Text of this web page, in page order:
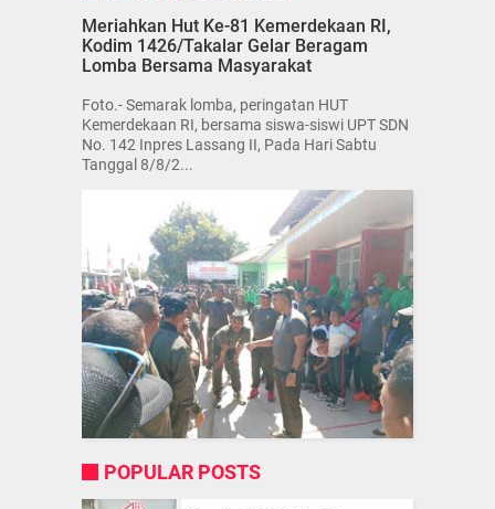
Meriahkan Hut Ke-81 Kemerdekaan RI,
Kodim 1426/Takalar Gelar Beragam
Lomba Bersama Masyarakat
Foto.- Semarak lomba, peringatan HUT
Kemerdekaan RI, bersama siswa-siswi UPT SDN
No. 142 Inpres Lassang II, Pada Hari Sabtu
Tanggal 8/8/2...
POPULAR POSTS